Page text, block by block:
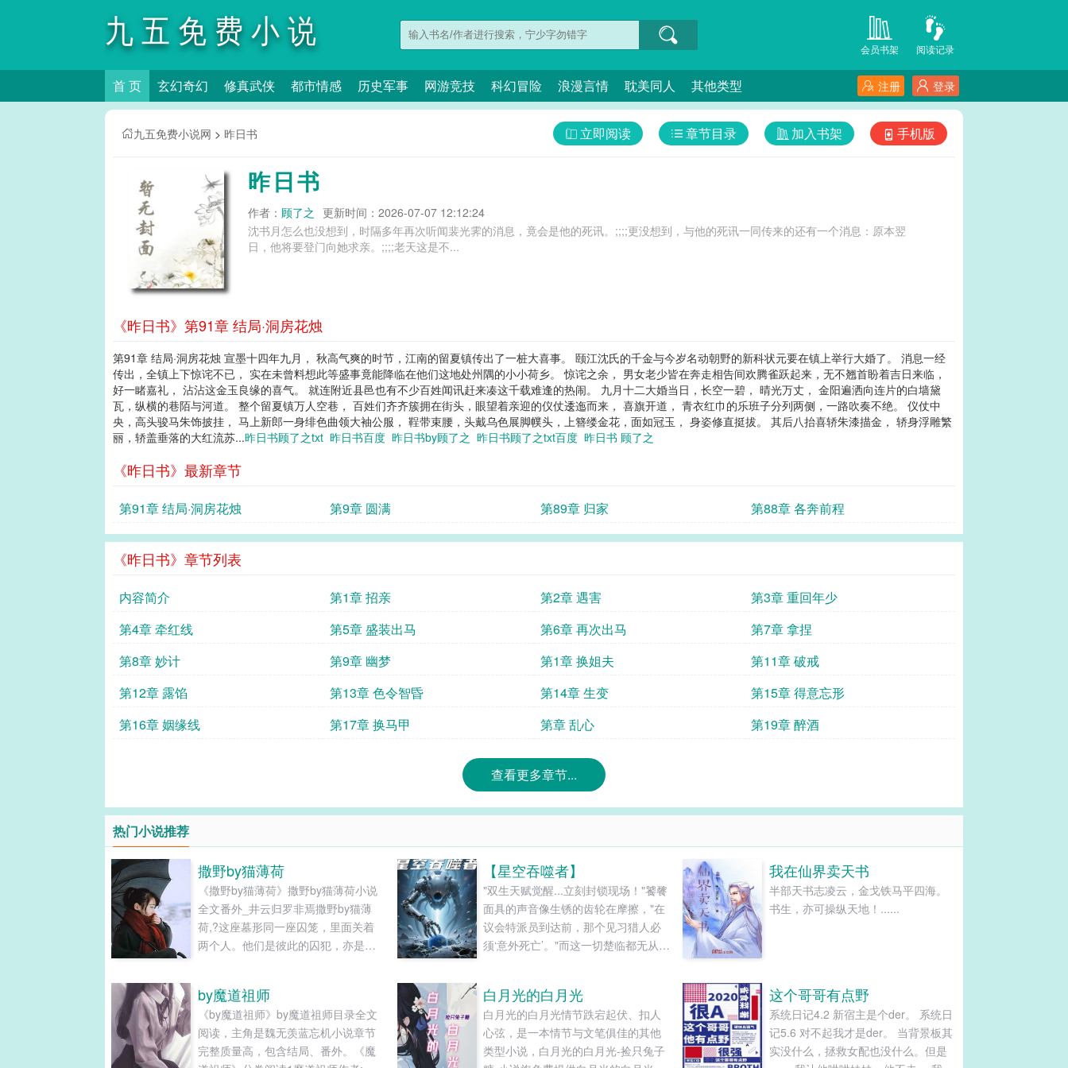
九五免费小说
网
阅读记录
会员书架
首 页 玄幻奇幻 修真武侠 都市情感 历史军事 网游竞技 科幻冒险 浪漫言情 耽美同人 其他类型 登录
注册
九五免费小说网 > 昨日书 手机版
加入书架
章节目录
立即阅读
昨日书
作者： 顾了之 更新时间：2026-07-07 12:12:24
沈书月怎么也没想到，时隔多年再次听闻裴光霁的消息，竟会是他的死讯。;;;;更没想到，与他的死讯一同传来的还有一个消息：原本翌
日，他将要登门向她求亲。;;;;老天这是不...
《昨日书》第91章 结局·洞房花烛
第91章 结局·洞房花烛 宣墨十四年九月， 秋高气爽的时节，江南的留夏镇传出了一桩大喜事。 颐江沈氏的千金与今岁名动朝野的新科状元要在镇上举行大婚了。 消息一经
传出，全镇上下惊诧不已， 实在未曾料想此等盛事竟能降临在他们这地处州隅的小小荷乡。 惊诧之余， 男女老少皆在奔走相告间欢腾雀跃起来，无不翘首盼着吉日来临，
好一睹嘉礼， 沾沾这金玉良缘的喜气。 就连附近县邑也有不少百姓闻讯赶来凑这千载难逢的热闹。 九月十二大婚当日，长空一碧， 晴光万丈， 金阳遍洒向连片的白墙黛
瓦，纵横的巷陌与河道。 整个留夏镇万人空巷， 百姓们齐齐簇拥在街头，眼望着亲迎的仪仗逶迤而来， 喜旗开道， 青衣红巾的乐班子分列两侧，一路吹奏不绝。 仪仗中
央，高头骏马朱饰披挂， 马上新郎一身绯色曲领大袖公服， 鞓带束腰，头戴乌色展脚幞头，上簪缕金花，面如冠玉， 身姿修直挺拔。 其后八抬喜轿朱漆描金， 轿身浮雕繁
丽，轿盖垂落的大红流苏...昨日书顾了之txt 昨日书百度 昨日书by顾了之 昨日书顾了之txt百度 昨日书 顾了之
《昨日书》最新章节
第91章 结局·洞房花烛 第9章 圆满 第89章 归家 第88章 各奔前程
《昨日书》章节列表
内容简介 第1章 招亲 第2章 遇害
第3章 重回年少
第4章 牵红线
第5章 盛装出马 第6章 再次出马
第7章 拿捏
第8章 妙计
第9章 幽梦 第1章 换姐夫
第11章 破戒
第12章 露馅
第13章 色令智昏 第14章 生变
第15章 得意忘形
第16章 姻缘线
第17章 换马甲 第章 乱心 第19章 醉酒
查看更多章节...
热门小说推荐
撒野by猫薄荷
《撒野by猫薄荷》撒野by猫薄荷小说
全文番外_井云归罗非焉撒野by猫薄
荷,?这座墓形同一座囚笼，里面关着
两个人。他们是彼此的囚犯，亦是彼
道闪电直插幽深密林，映亮了林莽深
处一座墓冢。一个轻盈矫健的身影，
正冒雨封堵开在墓上的奇特井口。...
【星空吞噬者】
"双生天赋觉醒...立刻封锁现场！"饕餮
面具的声音像生锈的齿轮在摩擦，"在
议会特派员到达前，那个见习猎人必
须‘意外死亡’。"而这一切楚临都无从知
影狼在二十米外焦躁地刨地，却不敢
靠近他周身三丈范围。女子昏迷的躯
体被某种力量托举到半空，她破碎的
风衣下露出肩......
我在仙界卖天书
半部天书志凌云，金戈铁马平四海。
书生，亦可操纵天地！......
by魔道祖师
《by魔道祖师》by魔道祖师目录全文
阅读，主角是魏无羡蓝忘机小说章节
完整质量高，包含结局、番外。《魔
白月光的白月光
白月光的白月光情节跌宕起伏、扣人
心弦，是一本情节与文笔俱佳的其他
类型小说，白月光的白月光-捡只兔子
这个哥哥有点野
系统日记4.2 新宿主是个der。 系统日
记5.6 对不起我才是der。 当背景板其
实没什么，拯救女配也没什么。但是